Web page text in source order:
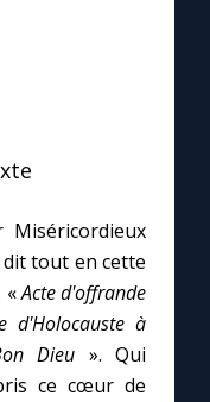
tout en cette
«Acte d'offrande
d'Holocauste à
Dieu ». Qui
ce cœur de